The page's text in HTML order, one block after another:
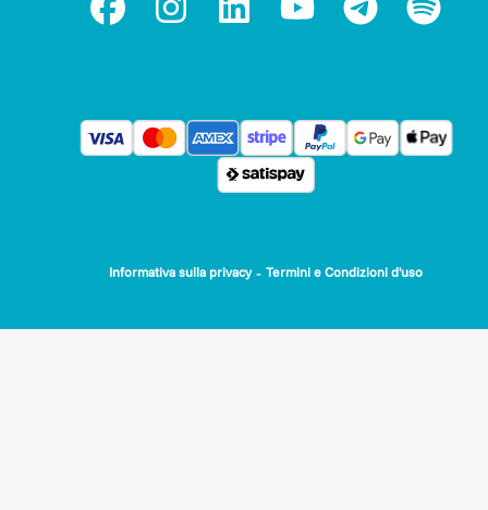
Informativa sulla privacy - Termini e Condizioni d'uso